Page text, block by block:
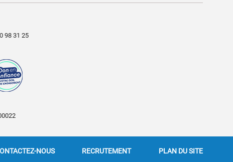
98 31 25
NOUS RECRUTEMENT PLAN DU SITE